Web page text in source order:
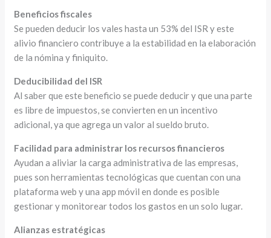
Beneficios fiscales
Se pueden deducir los vales hasta un 53% del ISR y este
alivio financiero contribuye a la estabilidad en la elaboración
de la nómina y finiquito.
Deducibilidad del ISR
Al saber que este beneficio se puede deducir y que una parte
es libre de impuestos, se convierten en un incentivo
adicional, ya que agrega un valor al sueldo bruto.
Facilidad para administrar los recursos financieros
Ayudan a aliviar la carga administrativa de las empresas,
pues son herramientas tecnológicas que cuentan con una
plataforma web y una app móvil en donde es posible
gestionar y monitorear todos los gastos en un solo lugar.
Alianzas estratégicas